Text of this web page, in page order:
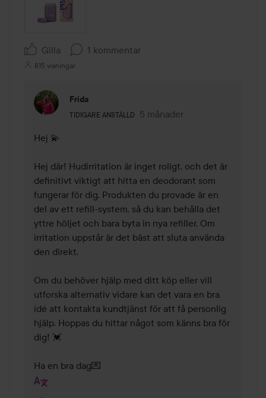
Gilla 1 kommentar
815 visningar
Frida
TIDIGARE ANSTÄLLD
Användarens roll: Tidigare anställd.
5 månader
Kommentaren lades 5
Hej 💫
Hej där! Hudirritation är inget roligt, och det är
definitivt viktigt att hitta en deodorant som
fungerar för dig. Produkten du provade är en
del av ett refill-system, så du kan behålla det
yttre höljet och bara byta in nya refiller. Om
irritation uppstår är det bäst att sluta använda
den direkt.
Om du behöver hjälp med ditt köp eller vill
utforska alternativ vidare kan det vara en bra
idé att kontakta kundtjänst för att få personlig
hjälp. Hoppas du hittar något som känns bra för
dig! 💓
Ha en bra dag💌